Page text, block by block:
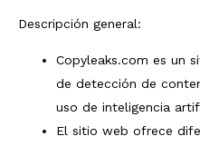
Descripción general:
Copyleaks.com es un
de detección de
uso de inteligencia
El sitio web ofrece